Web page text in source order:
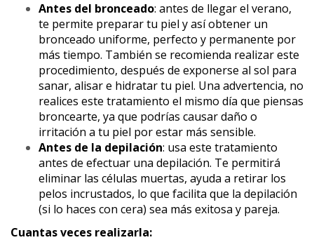
Antes del bronceado: antes de llegar el verano,
te permite preparar tu piel y así obtener un
bronceado uniforme, perfecto y permanente por
más tiempo. También se recomienda realizar este
procedimiento, después de exponerse al sol para
sanar, alisar e hidratar tu piel. Una advertencia, no
realices este tratamiento el mismo día que piensas
broncearte, ya que podrías causar daño o
irritación a tu piel por estar más sensible.
Antes de la depilación: usa este tratamiento
antes de efectuar una depilación. Te permitirá
eliminar las células muertas, ayuda a retirar los
pelos incrustados, lo que facilita que la depilación
(si lo haces con cera) sea más exitosa y pareja.
Cuantas veces realizarla: